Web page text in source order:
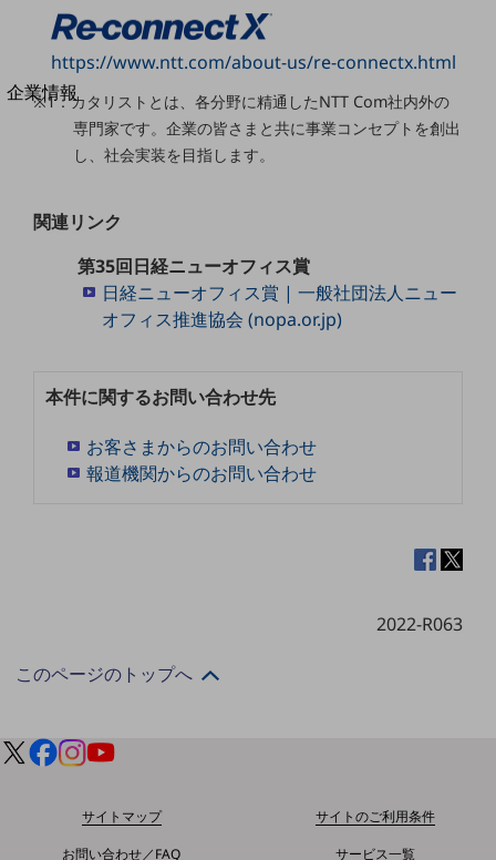
別ウィンドウで開きます
企業情報
企業情報TOP
会社案内TOP
社長からのご挨拶
会社案内パンフレット
ニュースルーム
ニュースルームTOP
サステナビリティ
NTTドコモビジネスグループのサステナビリティ
サステナビリティレポート
https://www.ntt.com/about-us/re-connectx.html
※1：カタリストとは、各分野に精通したNTT Com社内外の
専門家です。企業の皆さまと共に事業コンセプトを創出
し、社会実装を目指します。
関連リンク
第35回日経ニューオフィス賞
日経ニューオフィス賞 | 一般社団法人ニュー
オフィス推進協会 (nopa.or.jp)
本件に関するお問い合わせ先
お客さまからのお問い合わせ
報道機関からのお問い合わせ
2022-R063
このページのトップへ
サイトマップ
サイトのご利用条件
お問い合わせ／FAQ
サービス一覧